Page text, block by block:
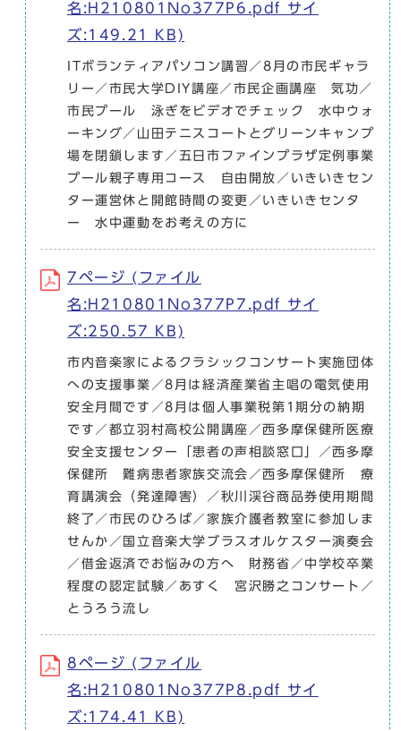
名:H210801No377P6.pdf サイ
ズ:149.21 KB)
ITボランティアパソコン講習／8月の市民ギャラ
リー／市民大学DIY講座／市民企画講座 気功／
市民プール 泳ぎをビデオでチェック 水中ウォ
ーキング／山田テニスコートとグリーンキャンプ
場を閉鎖します／五日市ファインプラザ定例事業
プール親子専用コース 自由開放／いきいきセン
ター運営休と開館時間の変更／いきいきセンタ
ー 水中運動をお考えの方に
7ページ (ファイル
名:H210801No377P7.pdf サイ
ズ:250.57 KB)
市内音楽家によるクラシックコンサート実施団体
への支援事業／8月は経済産業省主唱の電気使用
安全月間です／8月は個人事業税第1期分の納期
です／都立羽村高校公開講座／西多摩保健所医療
安全支援センター「患者の声相談窓口」／西多摩
保健所 難病患者家族交流会／西多摩保健所 療
育講演会（発達障害）／秋川渓谷商品券使用期間
終了／市民のひろば／家族介護者教室に参加しま
せんか／国立音楽大学ブラスオルケスター演奏会
／借金返済でお悩みの方へ 財務省／中学校卒業
程度の認定試験／あすく 宮沢勝之コンサート／
とうろう流し
8ページ (ファイル
名:H210801No377P8.pdf サイ
ズ:174.41 KB)